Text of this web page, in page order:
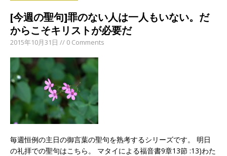
[ヨナ②] ヨナの時代について 〜地理〜
[ヨナ⑤]裁きたくない神様の心情、これと同じくこう
だと万物を通して語られる神様
[今週の聖句]罪のない人は一人もいない。だ
からこそキリストが必要だ
2015年10月31日 // 0 Comments
毎週恒例の主日の御言葉の聖句を熟考するシリーズです。 明日
の礼拝での聖句はこちら。 マタイによる福音書9章13節 :13)わた